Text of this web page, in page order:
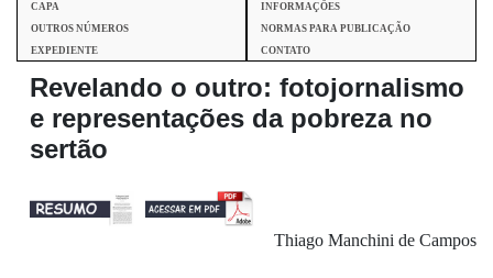
CAPA
INFORMAÇÕES
OUTROS NÚMEROS
NORMAS PARA PUBLICAÇÃO
EXPEDIENTE
CONTATO
Revelando o outro: fotojornalismo
e representações da pobreza no
sertão
Thiago Manchini de Campos